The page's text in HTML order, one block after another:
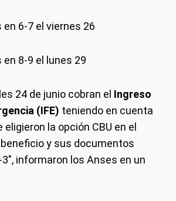
en 6-7 el viernes 26
en 8-9 el lunes 29
24 de junio cobran el Ingreso
(IFE) teniendo en cuenta
eligieron la opción CBU en el
y sus documentos
informaron los Anses en un